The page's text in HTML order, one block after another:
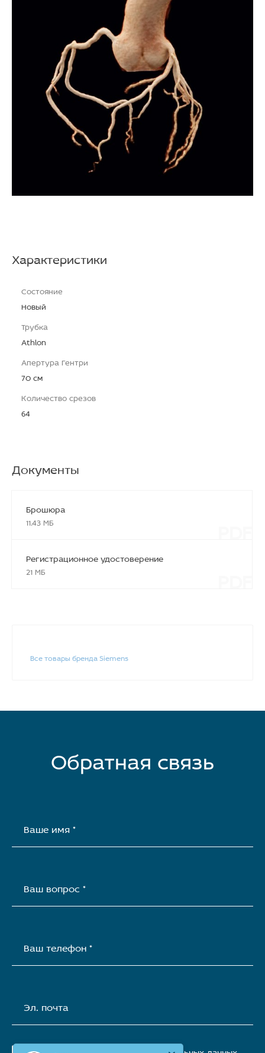
Характеристики
Состояние
Новый
Трубка
Athlon
Апертура Гентри
70 см
Количество срезов
64
Документы
Брошюра
11.43 МБ
Регистрационное удостоверение
21 МБ
Все товары бренда Siemens
Обратная связь
Ваше имя *
Ваш вопрос *
Ваш телефон *
Эл. почта